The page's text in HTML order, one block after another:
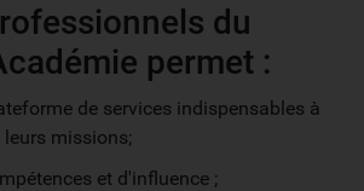
du
permet :
de services indispensables à
missions;
et d'influence ;